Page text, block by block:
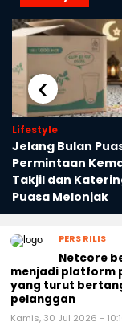
Lifestyle
Jelang Bulan
Permintaan
Takjil dan
Puasa Melonjak
‹
PERS RILIS
Netcore
menjadi platform
yang turut
pelanggan
Kamis, 30 Jul 2026 -